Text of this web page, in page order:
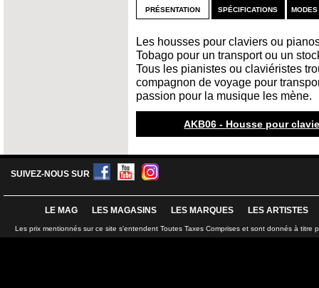
présentation
Les housses pour claviers ou
Tobago pour un transport ou un
Tous les pianistes ou claviéristes
compagnon de voyage pour
passion pour la musique les mène.
spécifications
AKB06 - Housse pour
SUIVEZ-NOUS SUR
LE MAG LES MAGASINS LES MARQUES LES ARTISTES
Les prix mentionnés sur ce site s'entendent Toutes Taxes Comprises et sont donnés à